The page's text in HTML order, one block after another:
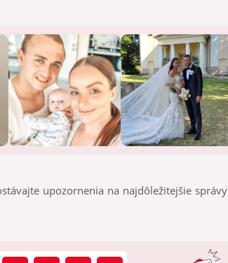
upozornenia na najdôležitejšie správy